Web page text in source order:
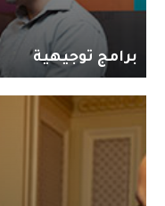
برامج توجيهية